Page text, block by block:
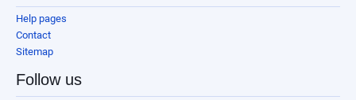
Help pages
Contact
Sitemap
Follow us